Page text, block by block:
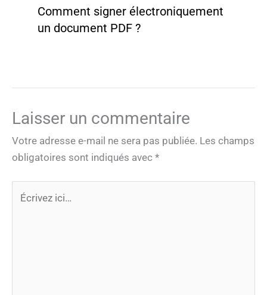
Comment signer électroniquement
un document PDF ?
Laisser un commentaire
Votre adresse e-mail ne sera pas publiée. Les champs
obligatoires sont indiqués avec *
ici…